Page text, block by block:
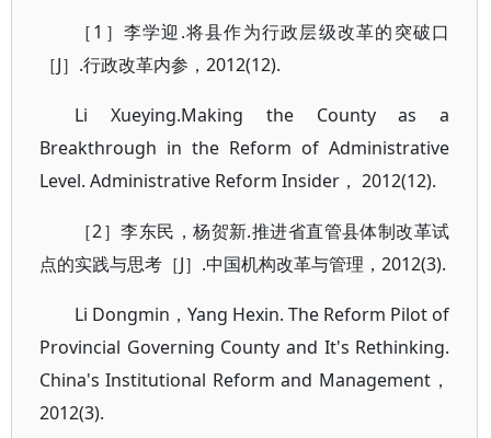
［1］李学迎.将县作为行政层级改革的突破口
［J］.行政改革内参，2012(12).
Li Xueying.Making the County as a
Breakthrough in the Reform of Administrative
Level. Administrative Reform Insider， 2012(12).
［2］李东民，杨贺新.推进省直管县体制改革试
点的实践与思考［J］.中国机构改革与管理，2012(3).
Li Dongmin，Yang Hexin. The Reform Pilot of
Provincial Governing County and It's Rethinking.
China's Institutional Reform and Management，
2012(3).